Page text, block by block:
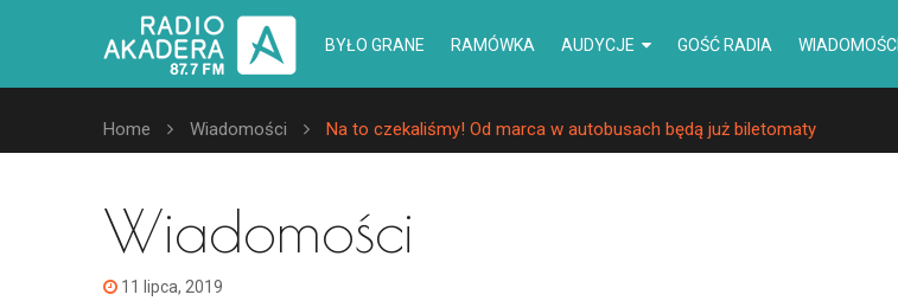
BYŁO GRANE RAMÓWKA AUDYCJE GOŚĆ RADIA WIADOMOŚCI
Home Wiadomości Na to czekaliśmy! Od marca w autobusach będą już biletomaty
Wiadomości
11 lipca, 2019